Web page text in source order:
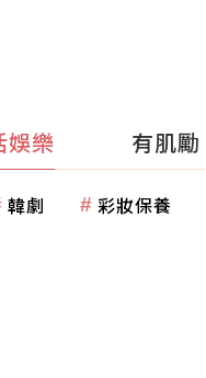
娛樂 有肌勵
韓劇 彩妝保養